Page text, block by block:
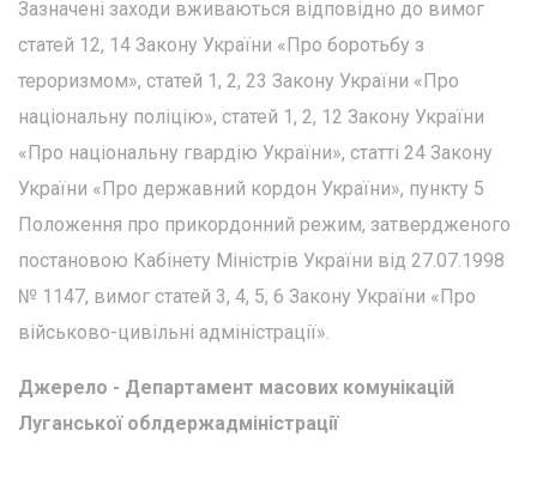
Зазначені заходи вживаються відповідно до вимог
статей 12, 14 Закону України «Про боротьбу з
тероризмом», статей 1, 2, 23 Закону України «Про
національну поліцію», статей 1, 2, 12 Закону України
«Про національну гвардію України», статті 24 Закону
України «Про державний кордон України», пункту 5
Положення про прикордонний режим, затвердженого
постановою Кабінету Міністрів України від 27.07.1998
№ 1147, вимог статей 3, 4, 5, 6 Закону України «Про
військово-цивільні адміністрації».
Джерело - Департамент масових комунікацій
Луганської облдержадміністрації